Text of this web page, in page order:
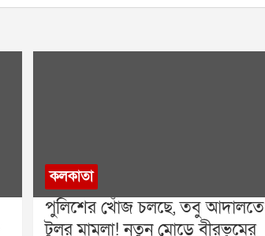
কলকাতা
পুলিশের খোঁজ চলছে, তবু আদালতে
টুলুর মামলা! নতুন মোড়ে বীরভূমের